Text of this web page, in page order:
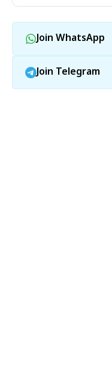
Join WhatsApp
Join Telegram